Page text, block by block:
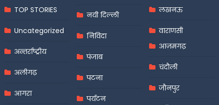
TOP STORIES
Uncategorized
अन्तर्राष्ट्रीय
अलीगढ़
आगरा
नयी दिल्ली
निविदा
पंजाब
पटना
पर्यटन
लखनऊ
वाराणसी
आज़मगढ़
चंदौली
जौनपुर